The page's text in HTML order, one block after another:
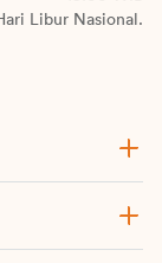
Libur Nasional.